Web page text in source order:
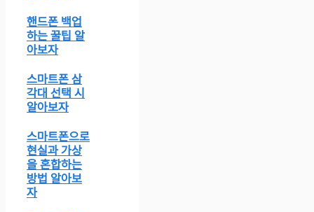
핸드폰 백업
하는 꿀팁 알
아보자
스마트폰 삼
각대 선택 시
알아보자
스마트폰으로
현실과 가상
을 혼합하는
방법 알아보
자